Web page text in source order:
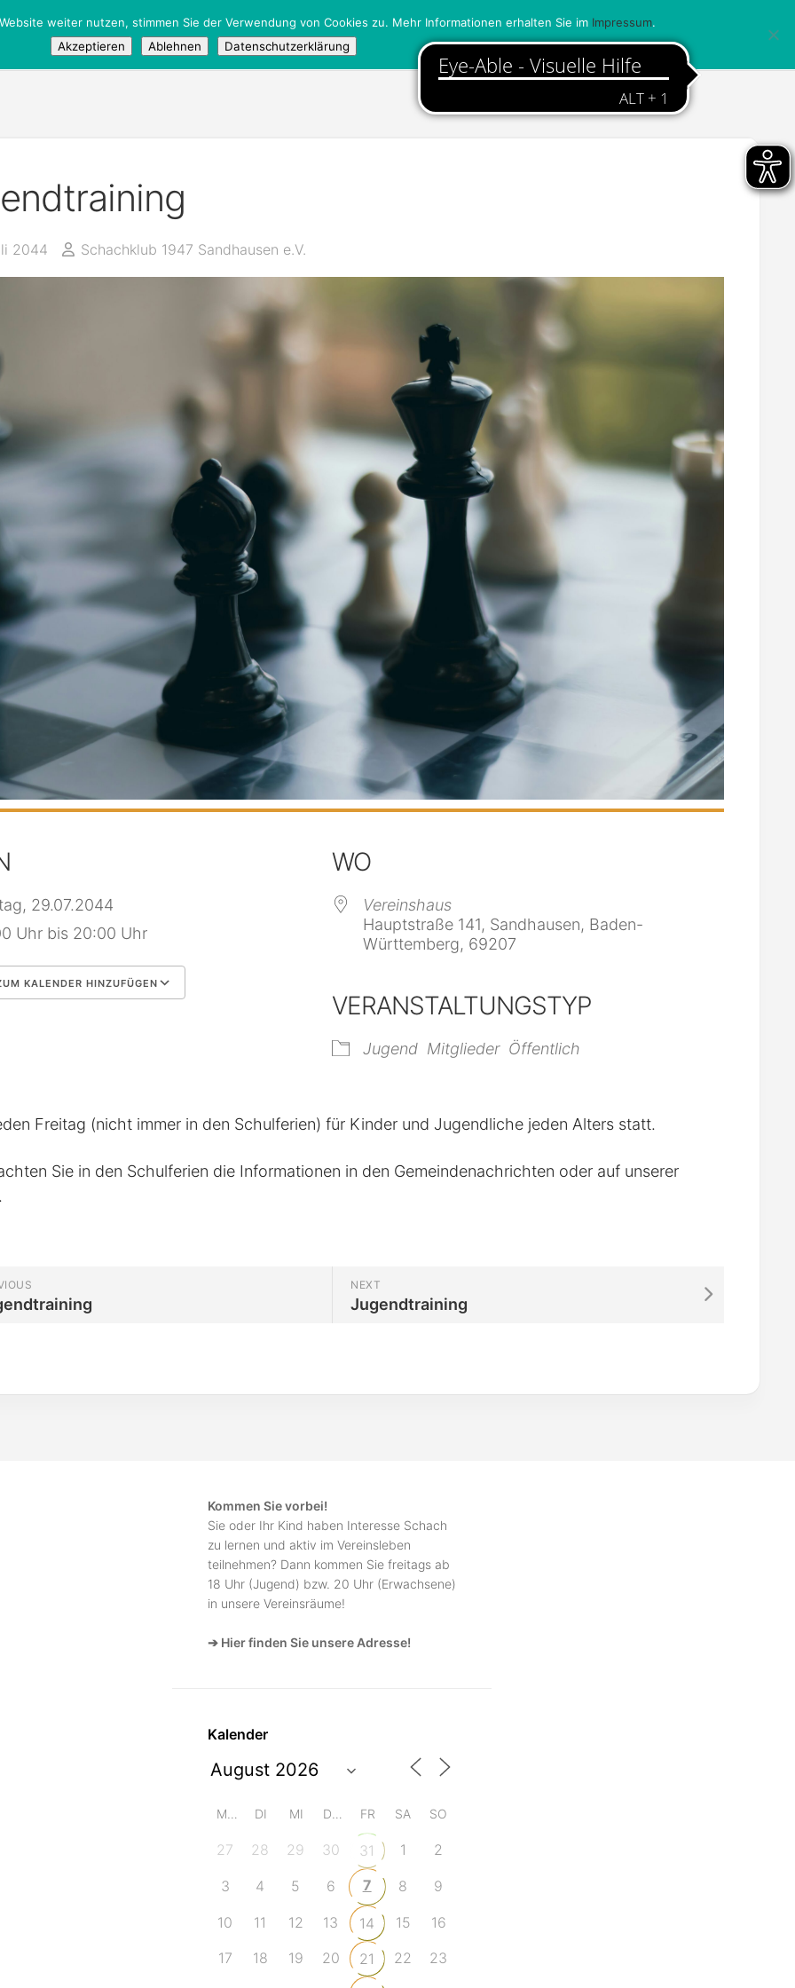
Jugendmeisterschaft
/Öffentlich
2044 Schachklub 1947 Sandhausen e.V.
29.07.2044
Uhr bis 20:00 Uhr
KALENDER HINZUFÜGEN
iCalendar
WO
Vereinshaus
Hauptstraße 141, Sandhausen, Baden-
Württemberg, 69207
VERANSTALTUNGSTYP
Jugend Mitglieder Öffentlich
Freitag (nicht immer in den Schulferien) für Kinder und Jugendliche jeden Alters statt.
Sie in den Schulferien die Informationen in den Gemeindenachrichten oder auf unserer
NEXT
Jugendtraining
Kommen Sie vorbei!
Sie oder Ihr Kind haben Interesse Schach
zu lernen und aktiv im Vereinsleben
teilnehmen? Dann kommen Sie freitags ab
18 Uhr (Jugend) bzw. 20 Uhr (Erwachsene)
in unsere Vereinsräume!
➔ Hier finden Sie unsere Adresse!
Kalender
MO DI MI DO FR SA SO
27 28 29 30 31 1 2
3 4 5 6 7 8 9
10 11 12 13 14 15
16
17
18 19 20 21 22
23
weiter nutzen, stimmen Sie der Verwendung von Cookies zu. Mehr Informationen erhalten Sie im Impressum.
Akzeptieren
Ablehnen Datenschutzerklärung